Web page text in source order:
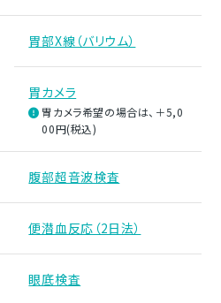
胃部X線（バリウム）
胃カメラ
胃カメラ希望の場合は、＋5,0
00円(税込)
腹部超音波検査
便潜血反応（2日法）
眼底検査